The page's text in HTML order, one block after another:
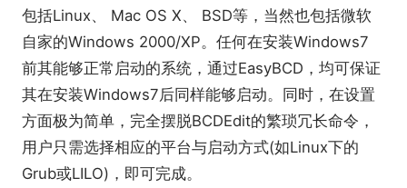
包括Linux、 Mac OS X、 BSD等，当然也包括微软
自家的Windows 2000/XP。任何在安装Windows7
前其能够正常启动的系统，通过EasyBCD，均可保证
其在安装Windows7后同样能够启动。同时，在设置
方面极为简单，完全摆脱BCDEdit的繁琐冗长命令，
用户只需选择相应的平台与启动方式(如Linux下的
Grub或LILO)，即可完成。